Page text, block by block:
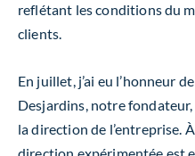
reflétant les conditions du
clients.
En juillet, j’ai eu l’honneur
Desjardins, notre
la direction de l’entreprise.